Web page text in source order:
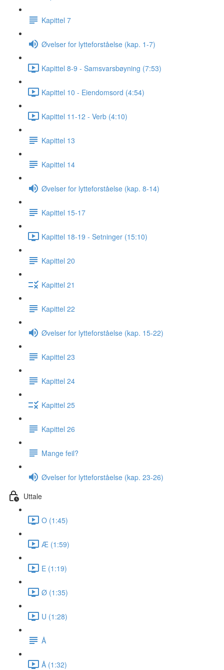
Kapittel 7
Øvelser for lytteforståelse (kap. 1-7)
Kapittel 8-9 - Samsvarsbøyning (7:53)
Kapittel 10 - Eiendomsord (4:54)
Kapittel 11-12 - Verb (4:10)
Kapittel 13
Kapittel 14
Øvelser for lytteforståelse (kap. 8-14)
Kapittel 15-17
Kapittel 18-19 - Setninger (15:10)
Kapittel 20
Kapittel 21
Kapittel 22
Øvelser for lytteforståelse (kap. 15-22)
Kapittel 23
Kapittel 24
Kapittel 25
Kapittel 26
Mange feil?
Øvelser for lytteforståelse (kap. 23-26)
Uttale
O (1:45)
Æ (1:59)
E (1:19)
Ø (1:35)
U (1:28)
Å
Å (1:32)